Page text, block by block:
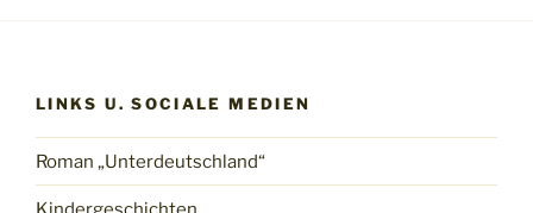
LINKS U. SOCIALE MEDIEN
Roman „Unterdeutschland“